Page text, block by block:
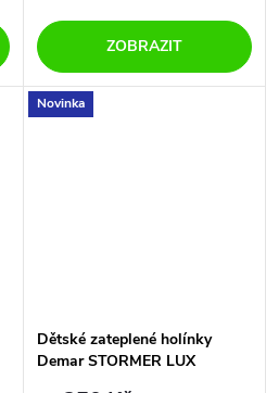
ZOBRAZIT
Novinka
Dětské zateplené holínky
Demar STORMER LUX